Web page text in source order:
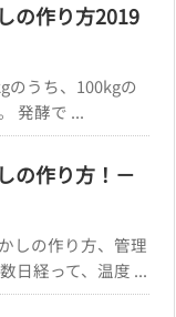
の作り方2019
のうち、100kgの
発酵で ...
の作り方！－
しの作り方、管理
日経って、温度 ...